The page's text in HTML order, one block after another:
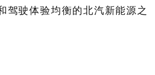
驾驶体验均衡的北汽新能源之